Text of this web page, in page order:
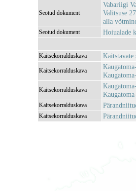
Seotud dokument
Vabariigi
Valitsuse
alla
Seotud dokument Hoiualade
Kaitsekorralduskava Kaitstavate
Kaitsekorralduskava
Kaitsekorralduskava
Kaitsekorralduskava
Kaitsekorralduskava